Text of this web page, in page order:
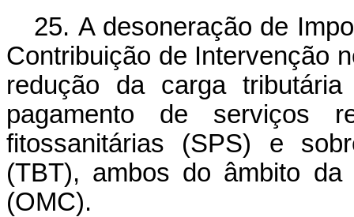
25. A desoneração de
Contribuição de Intervenção
redução da carga
pagamento de serviços
fitossanitárias (SPS) e
(TBT), ambos do âmbito da
(OMC).